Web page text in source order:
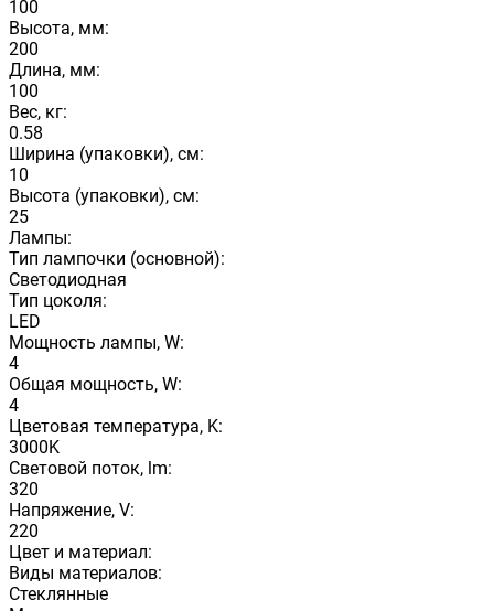
100
Высота, мм:
200
Длина, мм:
100
Вес, кг:
0.58
Ширина (упаковки), см:
10
Высота (упаковки), см:
25
Лампы:
Тип лампочки (основной):
Светодиодная
Тип цоколя:
LED
Мощность лампы, W:
4
Общая мощность, W:
4
Цветовая температура, K:
3000K
Световой поток, lm:
320
Напряжение, V:
220
Цвет и материал:
Виды материалов:
Стеклянные